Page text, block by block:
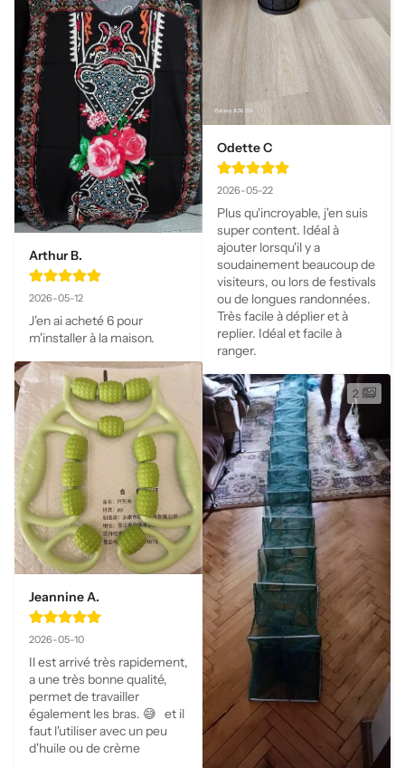
Arthur B.
2026-05-12
J'en ai acheté 6 pour
m'installer à la maison.
Jeannine A.
2026-05-10
Il est arrivé très rapidement,
a une très bonne qualité,
permet de travailler
également les bras. 😅   et il
faut l'utiliser avec un peu
d'huile ou de crème
Odette C
2026-05-22
Plus qu'incroyable, j'en suis
super content. Idéal à
ajouter lorsqu'il y a
soudainement beaucoup de
visiteurs, ou lors de festivals
ou de longues randonnées.
Très facile à déplier et à
replier. Idéal et facile à
ranger.
2